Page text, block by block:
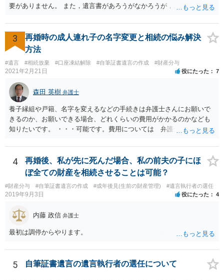
要がありません。 また，遺言書があろうがなかろうが，お父上のご兄
ご回答にもありますが， 代理人弁護士をたてて，その弁護士から相手
方に対して， ・相続に関する主張は法的根拠がなく，一切応じないこ
と ・今後一切の連絡をしてこないでほしいこと ・連絡を継続してくる
ようであれば警察への通報や法的措置も辞さないこと などを記載した
書面を発送してもらうことがよろしいように思います。
3
再婚時の成人連れ子の名字変更と相続の悩み解決
方法
#遺言 #相続放棄 #口座凍結解除 #自筆証書遺言の作成 #財産分与
2021年2月21日 役にたった 7
森田 英樹 弁護士
養子縁組や戸籍、名字を変えるなどの手続きは弁護士さんにお願いで
きるのか、お願いできる場合、どれくらいの費用がかかるのかなども
知りたいです。 ・・・可能です。費用については 弁護士と直接面談
ています。 やはり、成人した子のことまでごちゃごちゃ考えず、自分
の事だけ考えるべきなのでしょうか ・・・お子さんの事をまで含め良
い解決案があればお悩みになるのは当然と言えば当然のことです。 彼
と親子関係を結びたいと思っているが、名字は変えたくない・・・養
子縁組の必要があり 氏も変更することになります。 しかし 彼は成人
しているとは言え、自分の子と私の連れ子、全て平等にしたいと希
望。もちろん私もそうできればと思います。 ・・・婚姻前の契約 あ
るいは 遺言書などで その意思を実現する方法はあります。 弁護
士に相談してみてください。
4
再婚後、私が先に死んだ場合、私の前夫の子にほ
ぼ全ての財産を相続させることは可能？
#財産分与 #自筆証書遺言の作成 #成年後見(生前の財産管理) #遺言執行者の選任
2019年9月3日 役にたった 4
内藤 政信 弁護士
最初は調停からやります。
5 自筆証書遺言の遺言執行者の選任について